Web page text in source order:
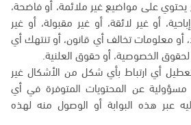
على مواضيع غير ملائمة، أو فاضحة،
أو غير لائقة، أو غير مقبولة، أو غير
أو معلومات تخالف أي قانون، أو تنتهك أي
الخصوصية، أو حقوق العلنية.
أي ارتباط بأي شكل من الأشكال غير
عن المحتويات المتوفرة في أي
عبر هذه البوابة أو الوصول منه لهذه